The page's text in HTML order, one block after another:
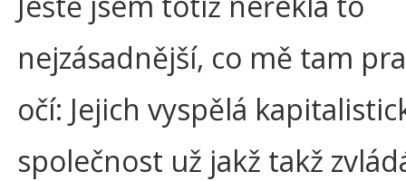
nejzásadnější, co mě tam
očí: Jejich vyspělá
společnost už jakž takž